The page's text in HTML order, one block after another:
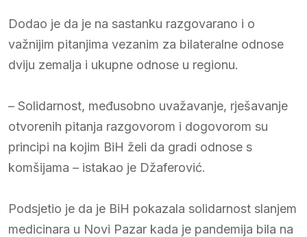
Dodao je da je na sastanku razgovarano i o
važnijim pitanjima vezanim za bilateralne odnose
dviju zemalja i ukupne odnose u regionu.
– Solidarnost, međusobno uvažavanje, rješavanje
otvorenih pitanja razgovorom i dogovorom su
principi na kojim BiH želi da gradi odnose s
komšijama – istakao je Džaferović.
Podsjetio je da je BiH pokazala solidarnost slanjem
medicinara u Novi Pazar kada je pandemija bila na